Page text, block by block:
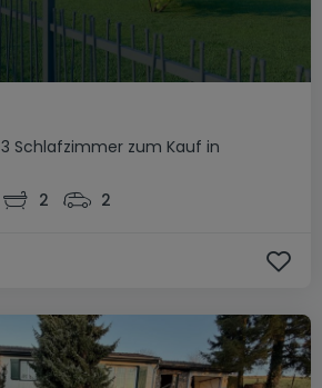
3 Schlafzimmer zum Kauf in
2 2